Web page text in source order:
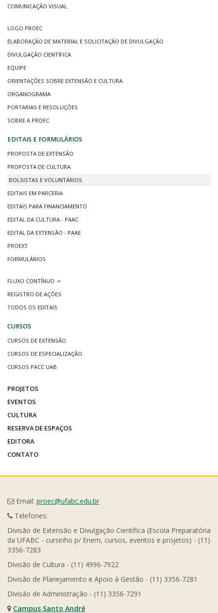
COMUNICAÇÃO VISUAL
LOGO PROEC
ELABORAÇÃO DE MATERIAL E SOLICITAÇÃO DE DIVULGAÇÃO
DIVULGAÇÃO CIENTÍFICA
EQUIPE
ORIENTAÇÕES SOBRE EXTENSÃO E CULTURA
ORGANOGRAMA
PORTARIAS E RESOLUÇÕES
SOBRE A PROEC
EDITAIS E FORMULÁRIOS
PROPOSTA DE EXTENSÃO
PROPOSTA DE CULTURA
BOLSISTAS E VOLUNTÁRIOS
EDITAIS EM PARCERIA
EDITAIS PARA FINANCIAMENTO
EDITAL DA CULTURA - PAAC
EDITAL DA EXTENSÃO - PAAE
PROEXT
FORMULÁRIOS
FLUXO CONTÍNUO
REGISTRO DE AÇÕES
TODOS OS EDITAIS
CURSOS
CURSOS DE EXTENSÃO
CURSOS DE ESPECIALIZAÇÃO
CURSOS PACC UAB
PROJETOS
EVENTOS
CULTURA
RESERVA DE ESPAÇOS
EDITORA
CONTATO
Email: proec@ufabc.edu.br
Telefones:
Divisão de Extensão e Divulgação Científica (Escola Preparatória
da UFABC - cursinho p/ Enem, cursos, eventos e projetos) - (11)
3356-7283
Divisão de Cultura - (11) 4996-7922
Divisão de Planejamento e Apoio à Gestão - (11) 3356-7281
Divisão de Administração - (11) 3356-7291
Campus Santo André